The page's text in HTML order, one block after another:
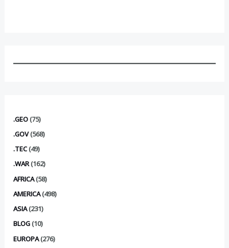
.GEO(75)
.GOV(568)
.TEC(49)
.WAR(162)
AFRICA(58)
AMERICA(498)
ASIA(231)
BLOG(10)
EUROPA(276)